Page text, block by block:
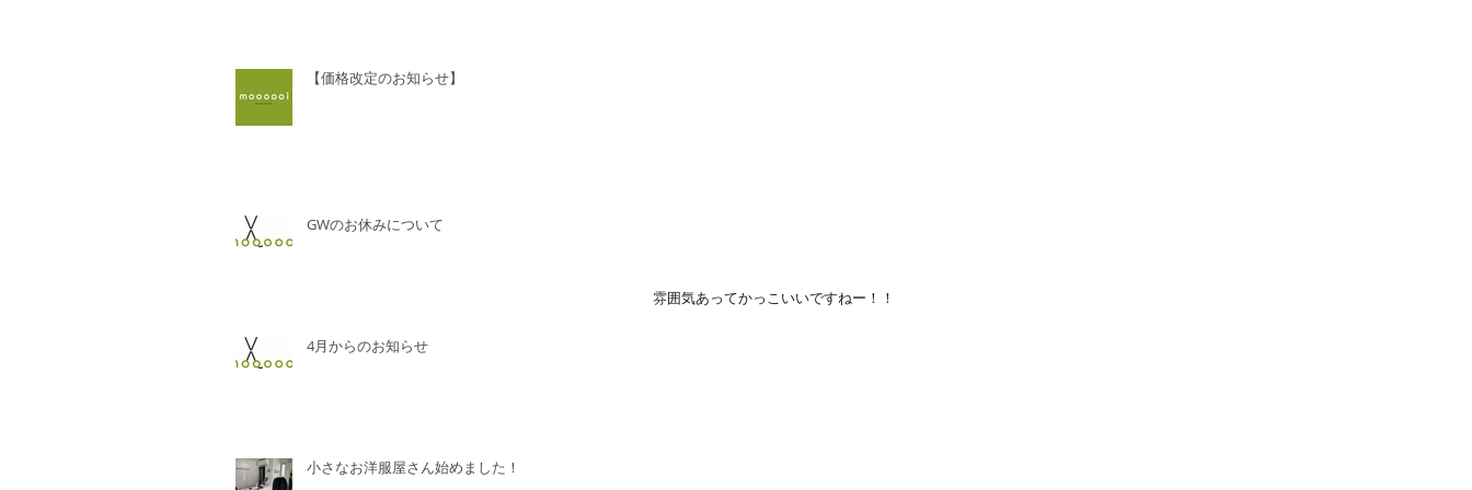
【価格改定のお知らせ】
GWのお休みについて
4月からのお知らせ
小さなお洋服屋さん始めました！！
雰囲気あってかっこいいですねー！！